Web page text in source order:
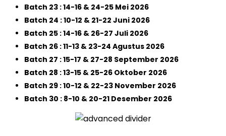
Batch 23 : 14-16 & 24-25 Mei 2026
Batch 24 : 10-12 & 21-22 Juni 2026
Batch 25 : 14-16 & 26-27 Juli 2026
Batch 26 : 11-13 & 23-24 Agustus 2026
Batch 27 : 15-17 & 27-28 September 2026
Batch 28 : 13-15 & 25-26 Oktober 2026
Batch 29 : 10-12 & 22-23 November 2026
Batch 30 : 8-10 & 20-21 Desember 2026